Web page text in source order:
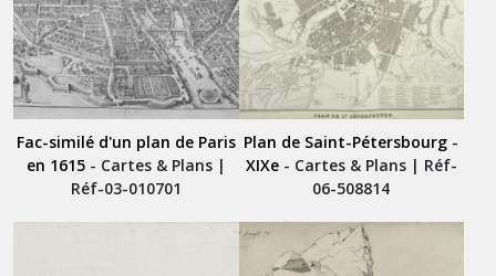
Fac-similé d'un plan de Paris
en 1615- Cartes & Plans |
Réf-03-010701
Plan de Saint-Pétersbourg -
XIXe- Cartes & Plans | Réf-
06-508814